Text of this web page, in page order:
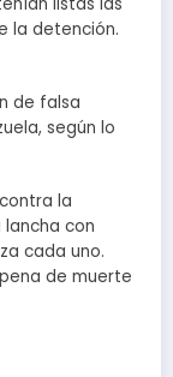
la detención.
de falsa
según lo
la
con
cada uno.
de muerte